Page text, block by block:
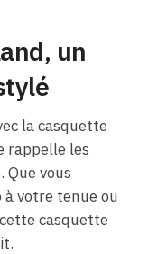
un
la casquette
rappelle les
Que vous
votre tenue ou
casquette